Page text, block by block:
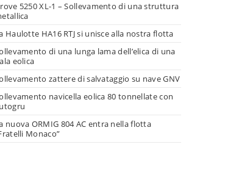
5250 XL-1 – Sollevamento di una struttura
Haulotte HA16 RTJ si unisce alla nostra flotta
di una lunga lama dell’elica di una
eolica
zattere di salvataggio su nave GNV
navicella eolica 80 tonnellate con
nuova ORMIG 804 AC entra nella flotta
Monaco”